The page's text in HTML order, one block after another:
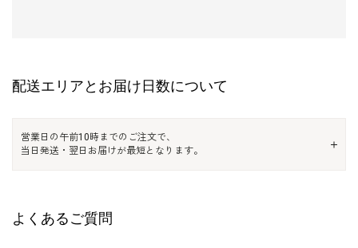
配送エリアとお届け日数について
営業日の午前10時までのご注文で、
当日発送・翌日お届けが最短となります。
よくあるご質問